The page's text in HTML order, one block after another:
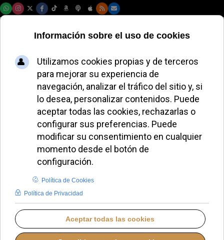
La Archidiócesis de
Toledo organiza una
jornada provida el
29 de noviembre
ALMUDENA RODRIGO
DIÓCESIS DE TOLEDO
VIERNES, 24 OCTUBRE 2025 17:08